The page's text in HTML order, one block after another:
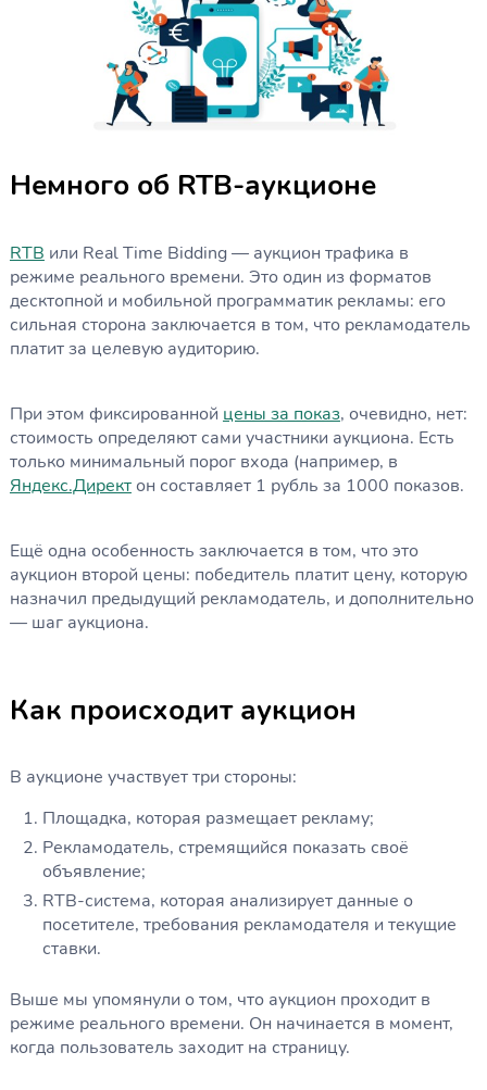
Немного об RTB-аукционе
RTB или Real Time Bidding — аукцион трафика в
режиме реального времени. Это один из форматов
десктопной и мобильной программатик рекламы: его
сильная сторона заключается в том, что рекламодатель
платит за целевую аудиторию.
При этом фиксированной цены за показ, очевидно, нет:
стоимость определяют сами участники аукциона. Есть
только минимальный порог входа (например, в
Яндекс.Директон составляет 1 рубль за 1000 показов.
Ещё одна особенность заключается в том, что это
аукцион второй цены: победитель платит цену, которую
назначил предыдущий рекламодатель, и дополнительно
— шаг аукциона.
Как происходит аукцион
В аукционе участвует три стороны:
Площадка, которая размещает рекламу;
Рекламодатель, стремящийся показать своё
объявление;
RTB-система, которая анализирует данные о
посетителе, требования рекламодателя и текущие
ставки.
Выше мы упомянули о том, что аукцион проходит в
режиме реального времени. Он начинается в момент,
когда пользователь заходит на страницу.